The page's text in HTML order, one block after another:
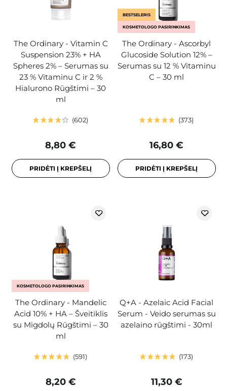
The Ordinary - Vitamin C
Suspension 23% + HA
Spheres 2% – Serumas su
23 % Vitaminu C ir 2 %
Hialurono Rūgštimi – 30
ml
602
8,80 €
PRIDĖTI Į KREPŠELĮ
BESTSELERIS
KOSMETOLOGO PASIRINKIMAS
The Ordinary - Ascorbyl
Glucoside Solution 12% –
Serumas su 12 % Vitaminu
C – 30 ml
373
16,80 €
PRIDĖTI Į KREPŠELĮ
KOSMETOLOGO PASIRINKIMAS
The Ordinary - Mandelic
Acid 10% + HA – Šveitiklis
su Migdolų Rūgštimi – 30
ml
591
8,20 €
Q+A - Azelaic Acid Facial
Serum - Veido serumas su
azelaino rūgštimi - 30ml
173
11,30 €